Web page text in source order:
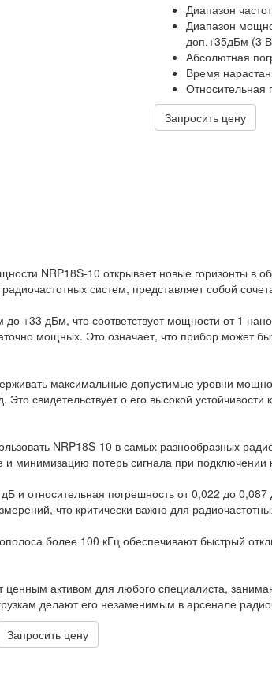
Диапазон
Диапазон
доп.+35дБм (3
Абсолютная
Время
Относительная
Запросить цену
NRP18S-10 открывает новые горизонты в
систем, представляет собой
+33 дБм, что соответствует мощности от 1
мощных. Это означает, что прибор может
максимальные допустимые уровни
Это свидетельствует о его высокой
NRP18S-10 в самых разнообразных
минимизацию потерь сигнала при
и относительная погрешность от 0,022 до
что критически важно для
более 100 кГц обеспечивают быстрый
активом для любого специалиста,
делают его незаменимым в арсенале
Запросить цену